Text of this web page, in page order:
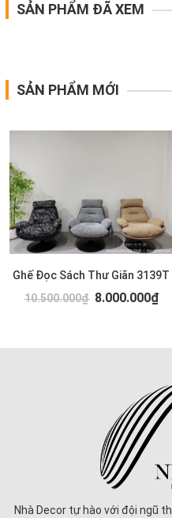
SẢN PHẨM ĐÃ XEM
SẢN PHẨM MỚI
Ghế Đọc Sách Thư Giãn 3139T
10.500.000₫ 8.000.000₫
Nhà Decor tự hào với đội ngũ